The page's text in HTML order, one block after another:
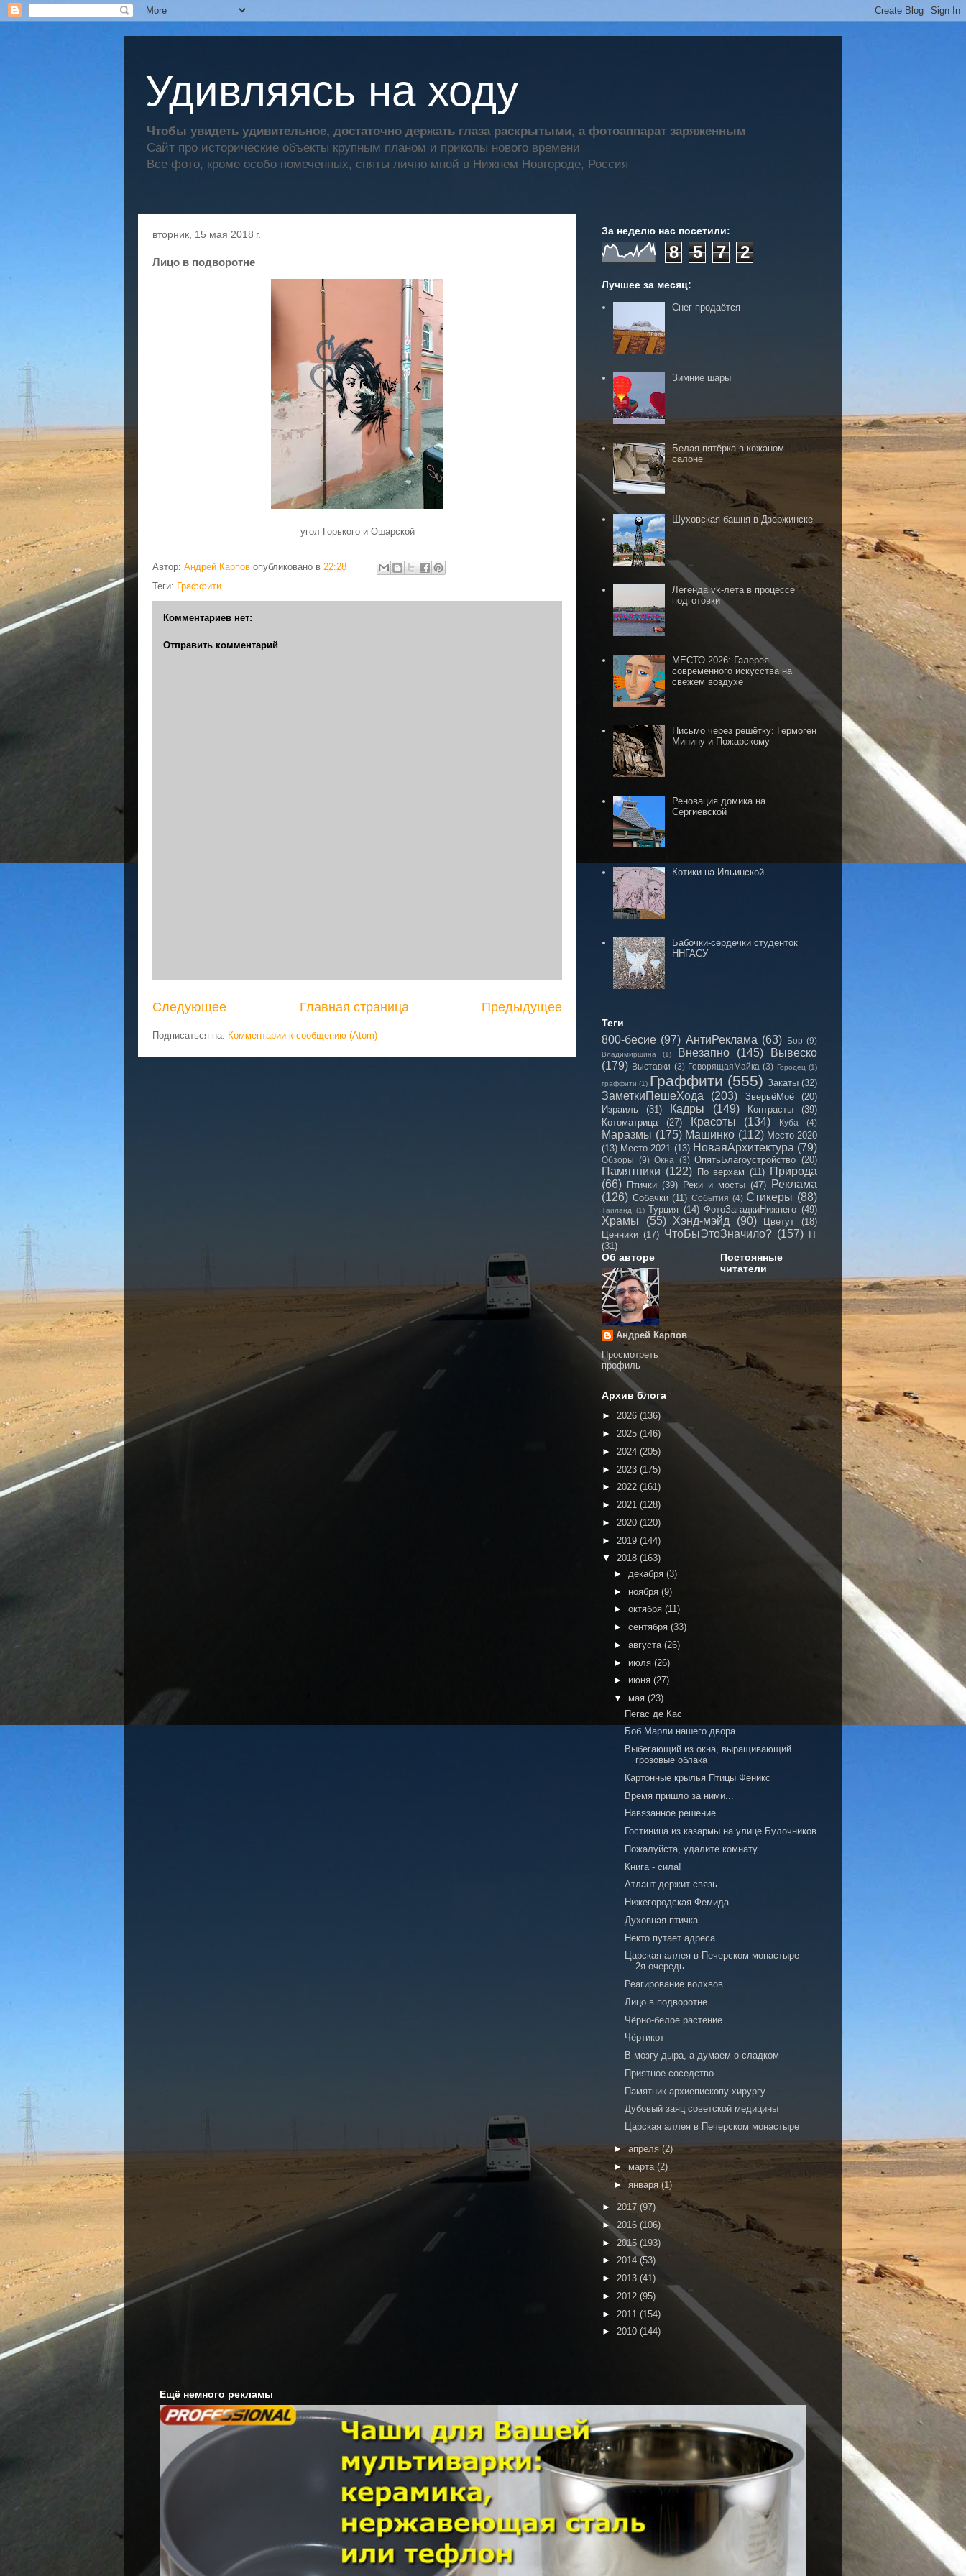
Удивляясь на ходу
Чтобы увидеть удивительное, достаточно держать глаза раскрытыми, а фотоаппарат заряженным
Сайт про исторические объекты крупным планом и приколы нового времени
Все фото, кроме особо помеченных, сняты лично мной в Нижнем Новгороде, Россия
вторник, 15 мая 2018 г.
Лицо в подворотне
угол Горького и Ошарской
Автор: Андрей Карпов опубликовано в 22:28
Теги: Граффити
Комментариев нет:
Отправить комментарий
Следующее Предыдущее
Главная страница
Подписаться на: Комментарии к сообщению (Atom)
За неделю нас посетили:
8 5 7 2
Лучшее за месяц:
Снег продаётся
Зимние шары
Белая пятёрка в кожаном
салоне
Шуховская башня в Дзержинске
Легенда vk-лета в процессе
подготовки
МЕСТО-2026: Галерея
современного искусства на
свежем воздухе
Письмо через решётку: Гермоген
Минину и Пожарскому
Реновация домика на
Сергиевской
Котики на Ильинской
Бабочки-сердечки студенток
ННГАСУ
Теги
800-бесие (97) АнтиРеклама (63) Бор (9)
Владимирщина (1) Внезапно (145)
Вывеско
(179) Выставки (3) ГоворящаяМайка (3) Городец (1)
граффити (1) Граффити (555) Закаты (32)
ЗаметкиПешеХода (203) ЗверьёМоё
(20)
Израиль
(31) Кадры (149) Контрасты
(39)
Котоматрица
(27) Красоты (134) Куба (4)
Маразмы (175) Машинко (112) Место-2020
(13) Место-2021 (13) НоваяАрхитектура (79)
Обзоры (9) Окна (3) ОпятьБлагоустройство (20)
Памятники (122) По верхам (11) Природа
(66) Птички (39) Реки и мосты (47) Реклама
(126) Собачки (11) События (4) Стикеры (88)
Таиланд (1) Турция (14) ФотоЗагадкиНижнего (49)
Храмы (55) Хэнд-мэйд (90) Цветут
(18)
Ценники (17) ЧтоБыЭтоЗначило? (157)
IT
(31)
Об авторе
Андрей Карпов
Просмотреть
профиль
Постоянные
читатели
Архив блога
► 2026 (136)
► 2025 (146)
► 2024 (205)
► 2023 (175)
► 2022 (161)
► 2021 (128)
► 2020 (120)
► 2019 (144)
▼ 2018 (163)
► декабря (3)
► ноября (9)
► октября (11)
► сентября (33)
► августа (26)
► июля (26)
► июня (27)
▼ мая (23)
Пегас де Кас
Боб Марли нашего двора
Выбегающий из окна, выращивающий
грозовые облака
Картонные крылья Птицы Феникс
Время пришло за ними...
Навязанное решение
Гостиница из казармы на улице Булочников
Пожалуйста, удалите комнату
Книга - сила!
Атлант держит связь
Нижегородская Фемида
Духовная птичка
Некто путает адреса
Царская аллея в Печерском монастыре -
2я очередь
Реагирование волхвов
Лицо в подворотне
Чёрно-белое растение
Чёртикот
В мозгу дыра, а думаем о сладком
Приятное соседство
Памятник архиепископу-хирургу
Дубовый заяц советской медицины
Царская аллея в Печерском монастыре
►апреля (2)
► марта (2)
► января (1)
► 2017 (97)
► 2016 (106)
► 2015 (193)
► 2014 (53)
► 2013 (41)
► 2012 (95)
► 2011 (154)
► 2010 (144)
Ещё немного рекламы